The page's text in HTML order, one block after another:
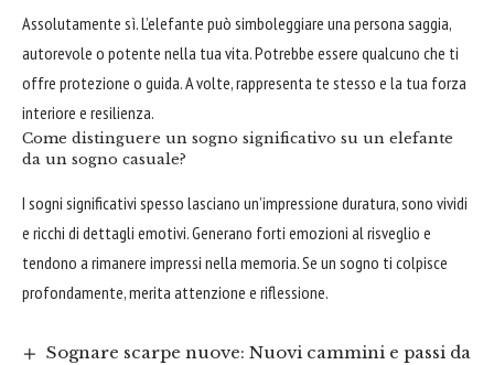
Assolutamente sì. L’elefante può simboleggiare una persona saggia,
autorevole o potente nella tua vita. Potrebbe essere qualcuno che ti
offre protezione o guida. A volte, rappresenta te stesso e la tua forza
interiore e resilienza.
Come distinguere un sogno significativo su un elefante
da un sogno casuale?
I sogni significativi spesso lasciano un’impressione duratura, sono vividi
e ricchi di dettagli emotivi. Generano forti emozioni al risveglio e
tendono a rimanere impressi nella memoria. Se un sogno ti colpisce
profondamente, merita attenzione e riflessione.
Sognare scarpe nuove: Nuovi cammini e passi da